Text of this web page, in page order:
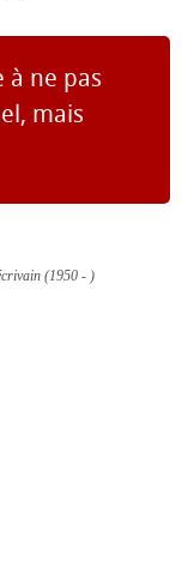
à ne pas
mais
(1950 - )